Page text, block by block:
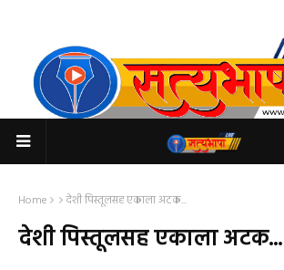
Home देशी पिस्तूलसह एकाला अटक...
देशी पिस्तूलसह एकाला अटक...